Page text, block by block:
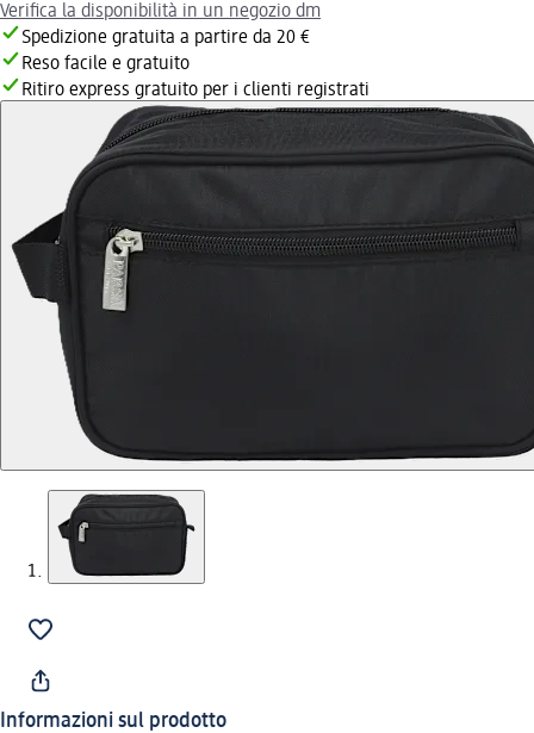
Verifica la disponibilità in un negozio dm
Spedizione gratuita a partire da 20 €
Reso facile e gratuito
Ritiro express gratuito per i clienti registrati
Informazioni sul prodotto